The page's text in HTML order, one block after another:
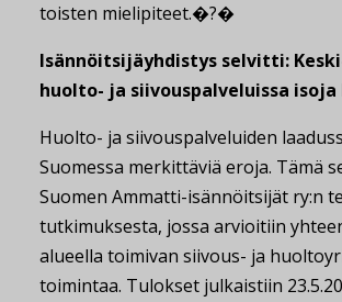
toisten mielipiteet.�?�
Isännöitsijäyhdistys selvitti:
huolto- ja siivouspalveluissa
Huolto- ja siivouspalveluiden
Suomessa merkittäviä eroja. Tämä
Suomen Ammatti-isännöitsijät ry:n
tutkimuksesta, jossa arvioitiin
alueella toimivan siivous- ja
toimintaa. Tulokset julkaistiin